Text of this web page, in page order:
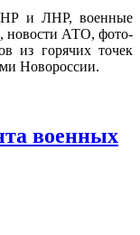
и ЛНР, военные
новости АТО, фото-
из горячих точек
Новороссии.
военных